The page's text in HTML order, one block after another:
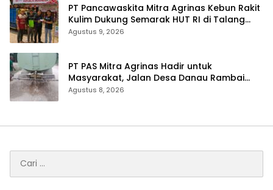
‎PT Pancawaskita Mitra Agrinas Kebun Rakit
Kulim Dukung Semarak HUT RI di Talang
Perigi
Agustus 9, 2026
‎PT PAS Mitra Agrinas Hadir untuk
Masyarakat, Jalan Desa Danau Rambai
Dirawat dan Disiram
Agustus 8, 2026
untuk: